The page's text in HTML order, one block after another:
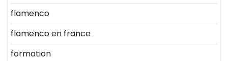
flamenco
flamenco en france
formation